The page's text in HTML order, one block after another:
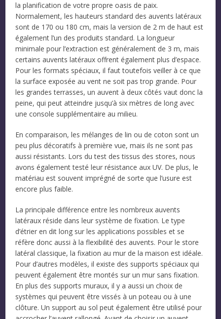
la planification de votre propre oasis de paix.
Normalement, les hauteurs standard des auvents latéraux
sont de 170 ou 180 cm, mais la version de 2 m de haut est
également l’un des produits standard. La longueur
minimale pour l’extraction est généralement de 3 m, mais
certains auvents latéraux offrent également plus d’espace.
Pour les formats spéciaux, il faut toutefois veiller à ce que
la surface exposée au vent ne soit pas trop grande. Pour
les grandes terrasses, un auvent à deux côtés vaut donc la
peine, qui peut atteindre jusqu’à six mètres de long avec
une console supplémentaire au milieu.
En comparaison, les mélanges de lin ou de coton sont un
peu plus décoratifs à première vue, mais ils ne sont pas
aussi résistants. Lors du test des tissus des stores, nous
avons également testé leur résistance aux UV. De plus, le
matériau est souvent imprégné de sorte que l’usure est
encore plus faible.
La principale différence entre les nombreux auvents
latéraux réside dans leur système de fixation. Le type
d’étrier en dit long sur les applications possibles et se
réfère donc aussi à la flexibilité des auvents. Pour le store
latéral classique, la fixation au mur de la maison est idéale.
Pour d’autres modèles, il existe des supports spéciaux qui
peuvent également être montés sur un mur sans fixation.
En plus des supports muraux, il y a aussi un choix de
systèmes qui peuvent être vissés à un poteau ou à une
clôture. Un support au sol peut également être utilisé pour